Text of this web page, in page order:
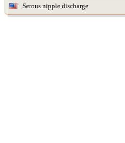
Serous nipple discharge